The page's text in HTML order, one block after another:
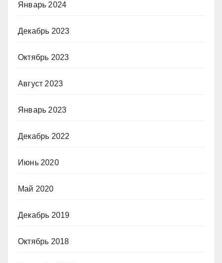
Январь 2024
Декабрь 2023
Октябрь 2023
Август 2023
Январь 2023
Декабрь 2022
Июнь 2020
Май 2020
Декабрь 2019
Октябрь 2018